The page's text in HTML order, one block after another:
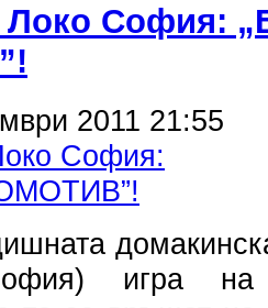
Локо София:
2011 21:55
игра на